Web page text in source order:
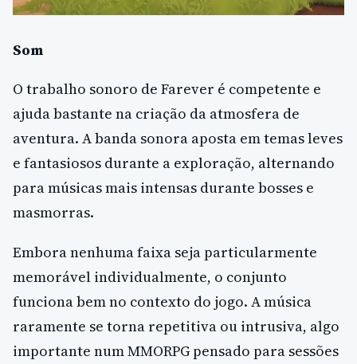
Som
O trabalho sonoro de Farever é competente e
ajuda bastante na criação da atmosfera de
aventura. A banda sonora aposta em temas leves
e fantasiosos durante a exploração, alternando
para músicas mais intensas durante bosses e
masmorras.
Embora nenhuma faixa seja particularmente
memorável individualmente, o conjunto
funciona bem no contexto do jogo. A música
raramente se torna repetitiva ou intrusiva, algo
importante num MMORPG pensado para sessões